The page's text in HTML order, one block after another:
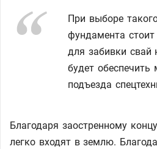
При выборе
фундамента
для забивки свай
будет обеспечить
подъезда
Благодаря заостренному
легко входят в землю.